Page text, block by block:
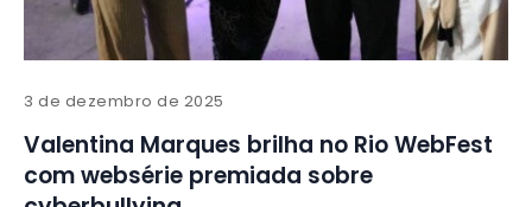
3 de dezembro de 2025
Valentina Marques brilha no Rio WebFest
com websérie premiada sobre